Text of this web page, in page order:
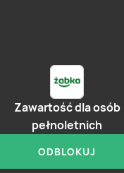
Zawartość dla osób
pełnoletnich
ODBLOKUJ